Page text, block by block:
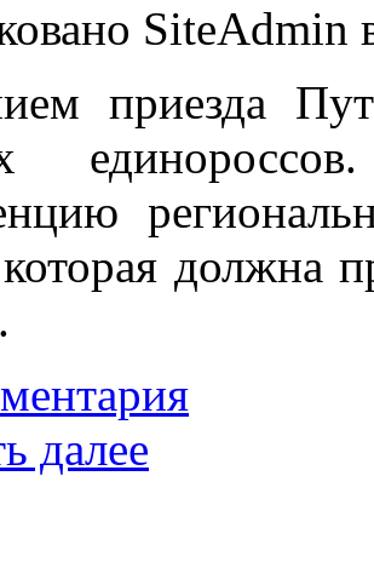
SiteAdmin
приезда
должна
далее